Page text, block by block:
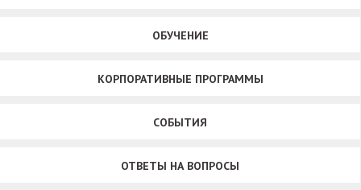
ОБУЧЕНИЕ
КОРПОРАТИВНЫЕ ПРОГРАММЫ
СОБЫТИЯ
ОТВЕТЫ НА ВОПРОСЫ